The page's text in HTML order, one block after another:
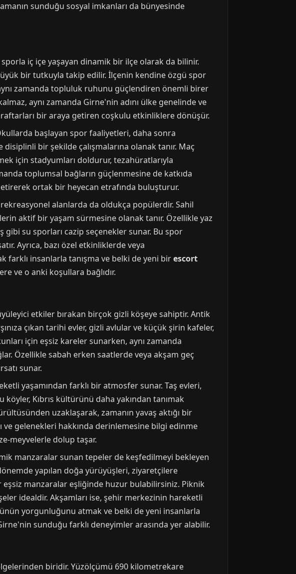
sunduğu sosyal imkanları da bünyesinde
iç içe yaşayan dinamik bir ilçe olarak da bilinir.
bir tutkuyla takip edilir. İlçenin kendine özgü spor
zamanda topluluk ruhunu güçlendiren önemli birer
aynı zamanda Girne'nin adını ülke genelinde ve
bir araya getiren coşkulu etkinliklere dönüşür.
başlayan spor faaliyetleri, daha sonra
bir şekilde çalışmalarına olanak tanır. Maç
için stadyumları doldurur, tezahüratlarıyla
toplumsal bağların güçlenmesine de katkıda
ortak bir heyecan etrafında buluşturur.
alanlarda da oldukça popülerdir. Sahil
aktif bir yaşam sürmesine olanak tanır. Özellikle yaz
gibi su sporları cazip seçenekler sunar. Bu spor
Ayrıca, bazı özel etkinliklerde veya
farklı insanlarla tanışma ve belki de yeni birescort
ve o anki koşullara bağlıdır.
etkiler bırakan birçok gizli köşeye sahiptir. Antik
çıkan tarihi evler, gizli avlular ve küçük şirin kafeler,
için eşsiz kareler sunarken, aynı zamanda
Özellikle sabah erken saatlerde veya akşam geç
sunar.
yaşamından farklı bir atmosfer sunar. Taş evleri,
Kıbrıs kültürünü daha yakından tanımak
uzaklaşarak, zamanın yavaş aktığı bir
ve gelenekleri hakkında derinlemesine bilgi edinme
meyvelerle dolup taşar.
manzaralar sunan tepeler de keşfedilmeyi bekleyen
yapılan doğa yürüyüşleri, ziyaretçilere
eşsiz manzaralar eşliğinde huzur bulabilirsiniz. Piknik
idealdir. Akşamları ise, şehir merkezinin hareketli
yorgunluğunu atmak ve belki de yeni insanlarla
sunduğu farklı deneyimler arasında yer alabilir.
biridir. Yüzölçümü 690 kilometrekare